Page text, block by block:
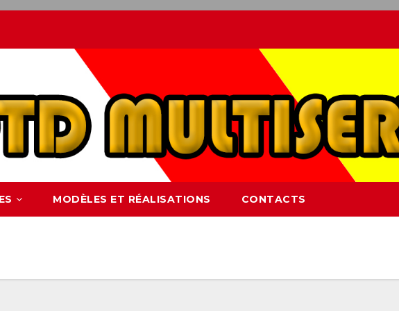
MODÈLES ET RÉALISATIONS CONTACTS